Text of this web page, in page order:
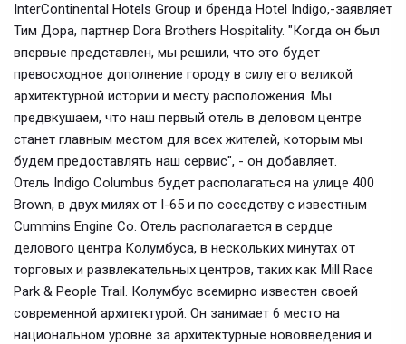
InterContinental Hotels Group и бренда Hotel Indigo,-заявляет
Тим Дора, партнер Dora Brothers Hospitality. "Когда он был
впервые представлен, мы решили, что это будет
превосходное дополнение городу в силу его великой
архитектурной истории и месту расположения. Мы
предвкушаем, что наш первый отель в деловом центре
станет главным местом для всех жителей, которым мы
будем предоставлять наш сервис", - он добавляет.
Отель Indigo Columbus будет располагаться на улице 400
Brown, в двух милях от I-65 и по соседству с известным
Cummins Engine Co. Отель располагается в сердце
делового центра Колумбуса, в нескольких минутах от
торговых и развлекательных центров, таких как Mill Race
Park & People Trail. Колумбус всемирно известен своей
современной архитектурой. Он занимает 6 место на
национальном уровне за архитектурные нововведения и